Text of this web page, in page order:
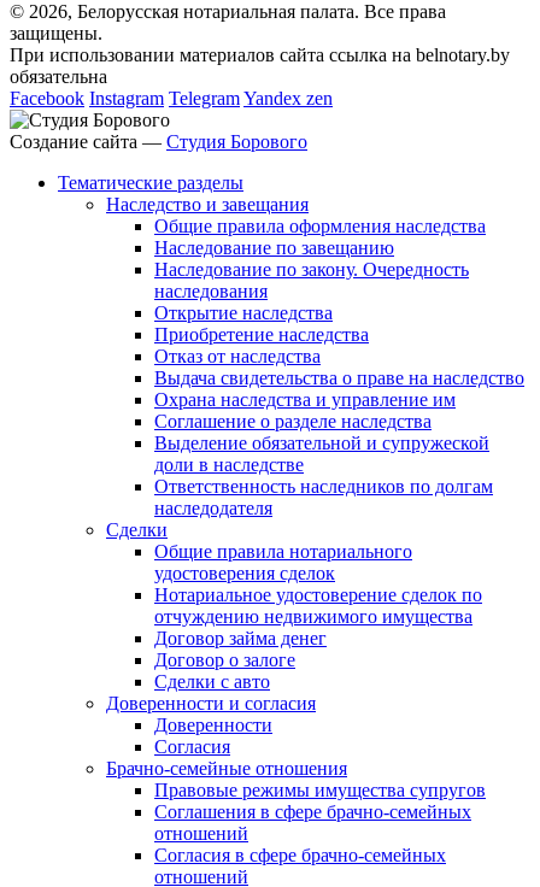
© 2026, Белорусская нотариальная палата. Все права
защищены.
При использовании материалов сайта ссылка на belnotary.by
обязательна
Facebook Instagram TelegramYandex zen
Создание сайта — Студия Борового
Тематические разделы
Наследство и завещания
Общие правила оформления наследства
Наследование по завещанию
Наследование по закону. Очередность
наследования
Открытие наследства
Приобретение наследства
Отказ от наследства
Выдача свидетельства о праве на наследство
Охрана наследства и управление им
Соглашение о разделе наследства
Выделение обязательной и супружеской
доли в наследстве
Ответственность наследников по долгам
наследодателя
Сделки
Общие правила нотариального
удостоверения сделок
Нотариальное удостоверение сделок по
отчуждению недвижимого имущества
Договор займа денег
Договор о залоге
Сделки с авто
Доверенности и согласия
Доверенности
Согласия
Брачно-семейные отношения
Правовые режимы имущества супругов
Соглашения в сфере брачно-семейных
отношений
Согласия в сфере брачно-семейных
отношений